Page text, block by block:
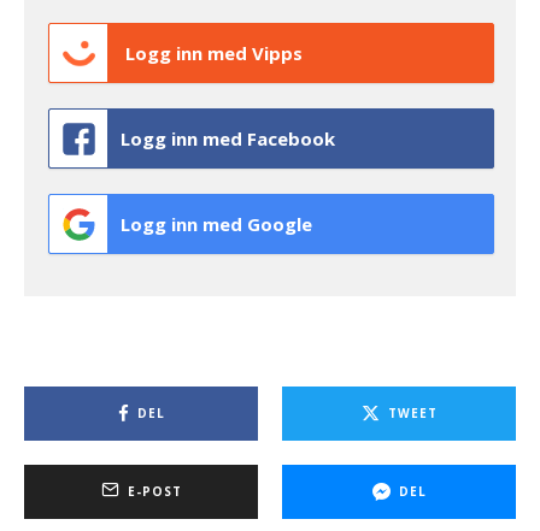
Logg inn med Vipps
Logg inn med Facebook
Logg inn med Google
DEL TWEET
E-POST DEL